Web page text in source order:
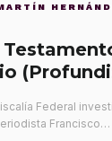
Federal
Francisco…